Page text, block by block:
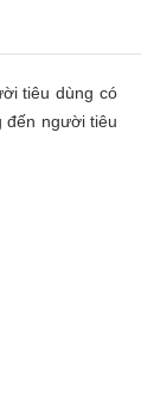
tiêu dùng có
đến người tiêu